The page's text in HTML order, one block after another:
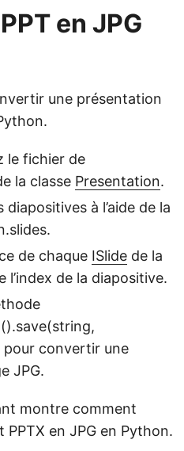
en JPG
une présentation
le fichier de
la classe Presentation.
à l’aide de la
de chaque ISlide de la
l’index de la diapositive.
pour convertir une
JPG.
montre comment
en JPG en Python.